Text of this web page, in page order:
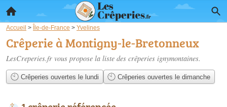
Accueil > Île-de-France > Yvelines
Crêperie à Montigny-le-Bretonneux
LesCreperies.fr vous propose la liste des crêperies ignymontaines.
Crêperies ouvertes le lundi Crêperies ouvertes le dimanche